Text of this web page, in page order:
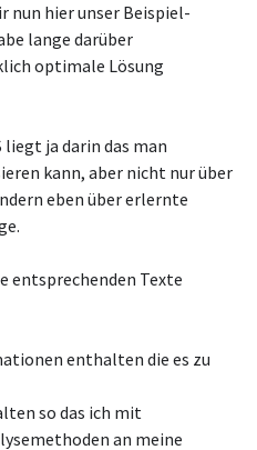
nun hier unser Beispiel-
lange darüber
optimale Lösung
liegt ja darin das man
kann, aber nicht nur über
eben über erlernte
entsprechenden Texte
enthalten die es zu
so das ich mit
an meine